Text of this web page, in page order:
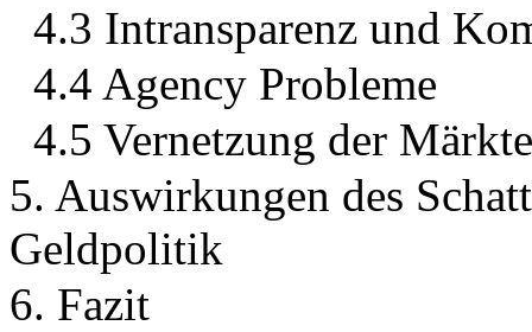
4.3 Intransparenz und
4.4 Agency Probleme
4.5 Vernetzung der
5. Auswirkungen des
Geldpolitik
6. Fazit